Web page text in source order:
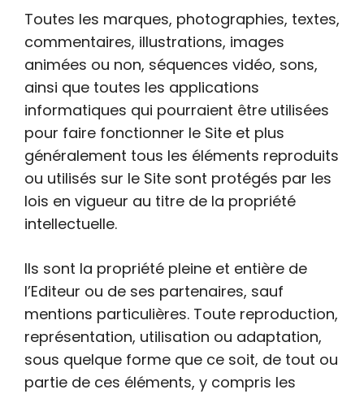
Toutes les marques, photographies, textes,
commentaires, illustrations, images
animées ou non, séquences vidéo, sons,
ainsi que toutes les applications
informatiques qui pourraient être utilisées
pour faire fonctionner le Site et plus
généralement tous les éléments reproduits
ou utilisés sur le Site sont protégés par les
lois en vigueur au titre de la propriété
intellectuelle.
Ils sont la propriété pleine et entière de
l’Editeur ou de ses partenaires, sauf
mentions particulières. Toute reproduction,
représentation, utilisation ou adaptation,
sous quelque forme que ce soit, de tout ou
partie de ces éléments, y compris les